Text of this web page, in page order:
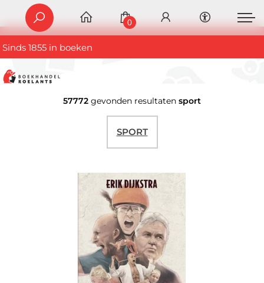
Sinds 1855 in boeken
0
57772 gevonden resultaten sport
SPORT